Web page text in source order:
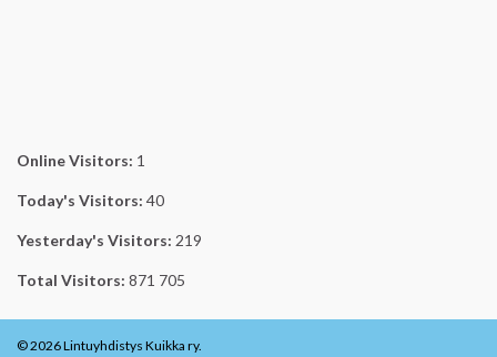
Online Visitors: 1
Today's Visitors: 40
Yesterday's Visitors: 219
Total Visitors: 871 705
© 2026 Lintuyhdistys Kuikka ry.